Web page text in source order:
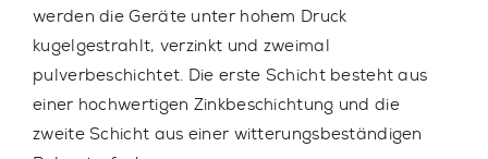
werden die Geräte unter hohem Druck
kugelgestrahlt, verzinkt und zweimal
pulverbeschichtet. Die erste Schicht besteht aus
einer hochwertigen Zinkbeschichtung und die
zweite Schicht aus einer witterungsbeständigen